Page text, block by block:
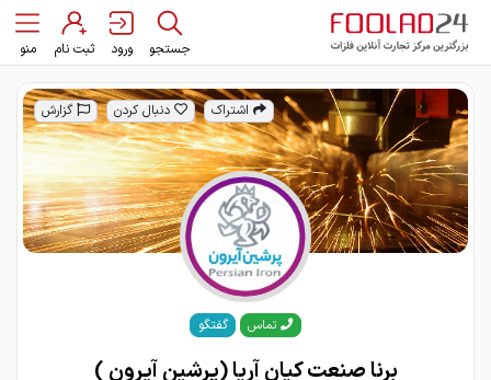
جستجو ورود ثبت نام منو
اشتراک دنبال کردن گزارش
تماس گفتگو
برنا صنعت کیان آریا (پرشین آیرون )